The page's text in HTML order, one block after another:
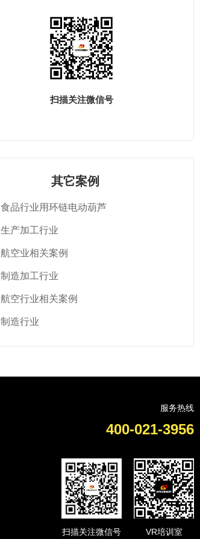
扫描关注微信号
其它案例
食品行业用环链电动葫芦
生产加工行业
航空业相关案例
制造加工行业
航空行业相关案例
制造行业
服务热线
400-021-3956
扫描关注微信号 VR培训室